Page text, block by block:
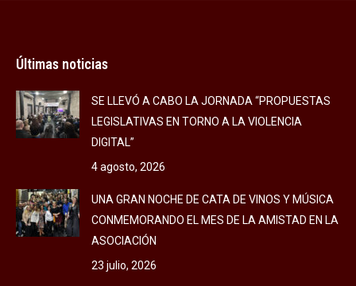
Últimas noticias
SE LLEVÓ A CABO LA JORNADA “PROPUESTAS
LEGISLATIVAS EN TORNO A LA VIOLENCIA
DIGITAL”
4 agosto, 2026
UNA GRAN NOCHE DE CATA DE VINOS Y MÚSICA
CONMEMORANDO EL MES DE LA AMISTAD EN LA
ASOCIACIÓN
23 julio, 2026